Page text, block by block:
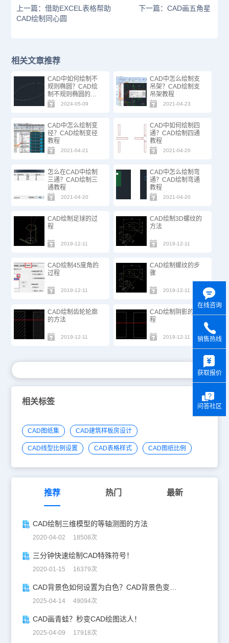
上一篇：借助EXCEL表格帮助
CAD绘制同心圆
下一篇：CAD画五角星
相关文章推荐
CAD中如何绘制不
规则椭圆？CAD绘
制不规则椭圆的方
法步骤2024-05-09
CAD中怎么绘制支
吊架？CAD绘制支
吊架教程
2021-04-23
CAD中怎么绘制变
径？CAD绘制变径
教程
2021-04-21
CAD中如何绘制四
通？CAD绘制四通
教程
2021-04-20
怎么在CAD中绘制
三通？CAD绘制三
通教程
2021-04-20
CAD中怎么绘制弯
通？CAD绘制弯通
教程
2021-04-20
CAD绘制足球的过
程
2019-12-11
CAD绘制3D螺纹的
方法
2019-12-11
CAD绘制45度角的
过程
2019-12-11
CAD绘制螺纹的步
骤
2019-12-11
CAD绘制齿轮轮廓
的方法
2019-12-11
CAD绘制阴影的过
程
2019-12-11
相关标签
CAD图纸集 CAD建筑样板房设计
CAD线型比例设置 CAD表格样式 CAD图纸比例
推荐 热门 最新
CAD绘制三维模型的等轴测图的方法
2020-04-02 18508次
三分钟快速绘制CAD特殊符号！
2020-01-15 16379次
CAD背景色如何设置为白色？CAD背景色变白实操指南
2025-04-14 49094次
CAD画青蛙？秒变CAD绘图达人！
2025-04-09 17918次
在线咨询
销售热线
获取报价
问答社区